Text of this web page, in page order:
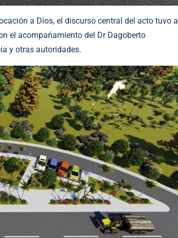
a Dios, el discurso central del acto tuvo a
el acompańamiento del Dr Dagoberto
y otras autoridades.